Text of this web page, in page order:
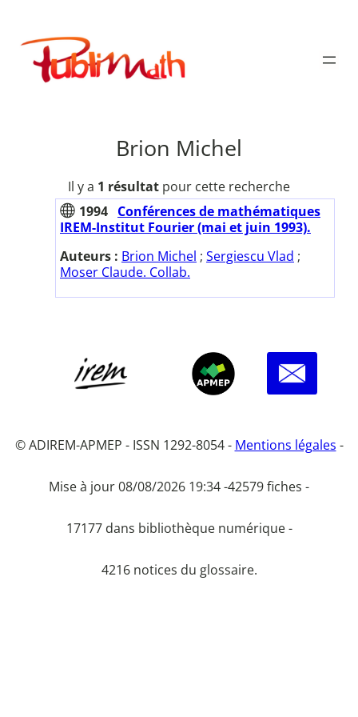
contenu
Publimath
Brion Michel
Il y a 1 résultat pour cette recherche
1994 Conférences de mathématiques
IREM-Institut Fourier (mai et juin 1993).
Auteurs : Brion Michel ; Sergiescu Vlad ;
Moser Claude. Collab.
© ADIREM-APMEP - ISSN 1292-8054 - Mentions légales -
Mise à jour 08/08/2026 19:34 -42579 fiches -
17177 dans bibliothèque numérique -
4216 notices du glossaire.